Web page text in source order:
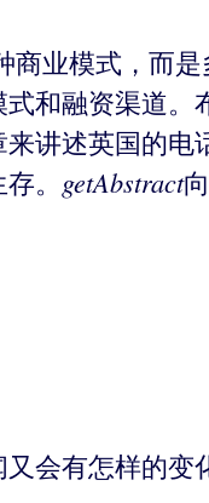
业模式，而是
和融资渠道。
讲述英国的
。 getAbstract
会有怎样的变